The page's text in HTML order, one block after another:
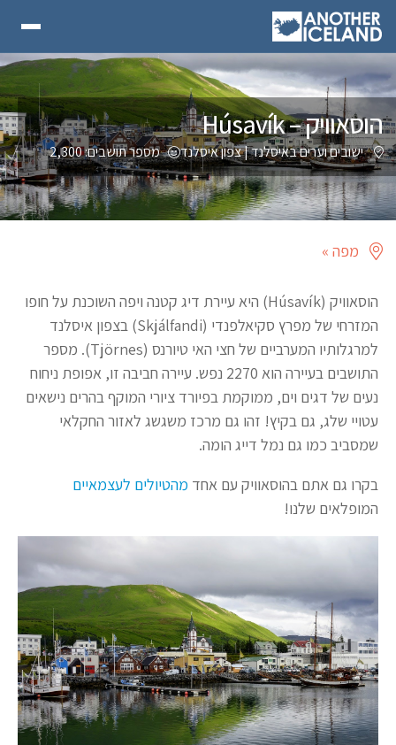
הוסאוויק – Húsavík
ישובים וערים באיסלנד|צפון איסלנד מספר תושבים: 2,300
מפה »
הוסאוויק (Húsavík) היא עיירת דיג קטנה ויפה השוכנת על חופו
המזרחי של מפרץ סקיאלפנדי (Skjálfandi) בצפון איסלנד
למרגלותיו המערביים של חצי האי טיורנס (Tjörnes). מספר
התושבים בעיירה הוא 2270 נפש. עיירה חביבה זו, אפופת ניחוח
נעים של דגים וים, ממוקמת בפיורד ציורי המוקף בהרים נישאים
עטויי שלג, גם בקיץ! זהו גם מרכז משגשג לאזור החקלאי
שמסביב כמו גם נמל דייג הומה.
בקרו גם אתם בהוסאוויק עם אחד מהטיולים לעצמאיים
המופלאים שלנו!